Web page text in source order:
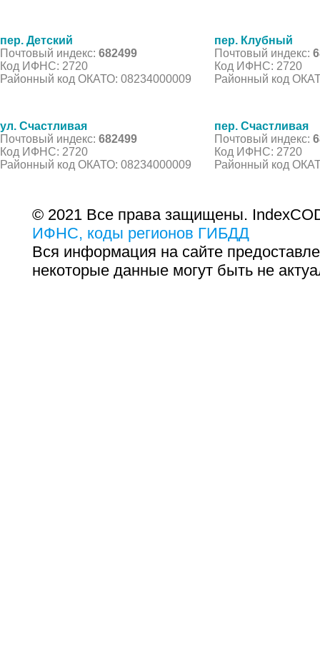
пер. Детский
Почтовый индекс: 682499
Код ИФНС: 2720
Районный код ОКАТО: 08234000009
пер. Клубный
Почтовый индекс:
Код ИФНС: 2720
Районный код
ул. Счастливая
Почтовый индекс: 682499
Код ИФНС: 2720
Районный код ОКАТО: 08234000009
пер. Счастливая
Почтовый индекс:
Код ИФНС: 2720
Районный код
© 2021 Все права защищены.
ИФНС, коды регионов ГИБДД
Вся информация на сайте
некоторые данные могут быть не